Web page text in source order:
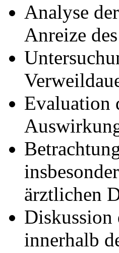
Analyse
Anreize
Evaluation
ärztlichen
Diskussion
innerhalb